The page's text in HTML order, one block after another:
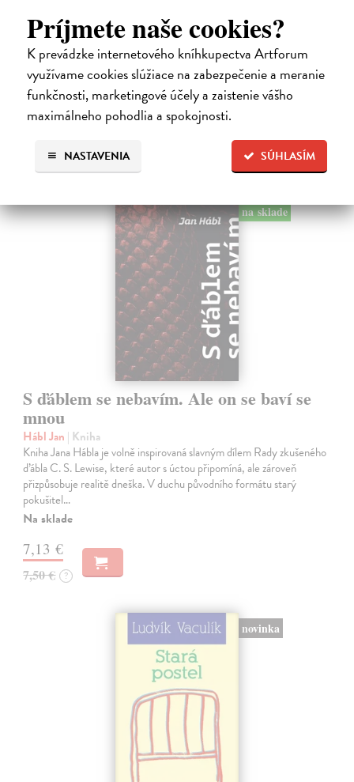
Príjmete naše cookies?
K prevádzke internetového kníhkupectva Artforum
využívame cookies slúžiace na zabezpečenie a meranie
funkčnosti, marketingové účely a zaistenie vášho
maximálneho pohodlia a spokojnosti.
SÚHLASÍM
NASTAVENIA
Pomalost, chronologicky první ze čtyř románů Milana Kundery
napsaných francouzsky, vychází v českém překladu Anny
Kareninové. Vydávání Kunderových románů v českém jazyce se
uzavírá.
Na sklade
14,73 €
15,50 € ?
na sklade
S ďáblem se nebavím. Ale on se baví se
mnou
Hábl Jan | Kniha
Kniha Jana Hábla je volně inspirovaná slavným dílem Rady zkušeného
ďábla C. S. Lewise, které autor s úctou připomíná, ale zároveň
přizpůsobuje realitě dneška. V duchu původního formátu starý
pokušitel…
Na sklade
7,13 €
7,50 € ?
novinka